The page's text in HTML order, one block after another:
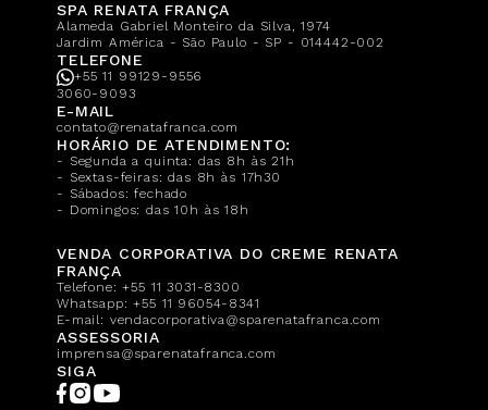
SPA RENATA FRANÇA
Alameda Gabriel Monteiro da Silva, 1974
Jardim América - São Paulo - SP - 014442-002
TELEFONE
+55 11 99129-9556
3060-9093
E-MAIL
contato@renatafranca.com
HORÁRIO DE ATENDIMENTO:
- Segunda a quinta: das 8h às 21h
- Sextas-feiras: das 8h às 17h30
- Sábados: fechado
- Domingos: das 10h às 18h
VENDA CORPORATIVA DO CREME RENATA
FRANÇA
Telefone:+55 11 3031-8300
Whatsapp:+55 11 96054-8341
E-mail: vendacorporativa@sparenatafranca.com
ASSESSORIA
imprensa@sparenatafranca.com
SIGA